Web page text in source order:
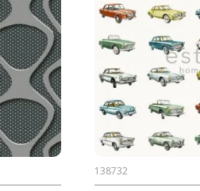
138732